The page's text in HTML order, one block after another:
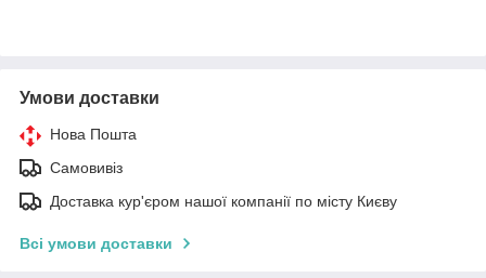
Умови доставки
Нова Пошта
Самовивіз
Доставка кур'єром нашої компанії по місту Києву
Всі умови доставки